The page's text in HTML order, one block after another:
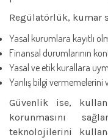
Regülatörlük, kumar
Yasal kurumlara kayıtlı
Finansal durumlarının
Yasal ve etik kurallara
Yanlış bilgi vermemelerini
Güvenlik ise,
korunmasını
teknolojilerini